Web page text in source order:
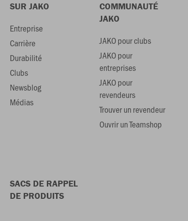
SUR JAKO
Entreprise
Carrière
Durabilité
Clubs
Newsblog
Médias
COMMUNAUTÉ
JAKO
JAKO pour clubs
JAKO pour
entreprises
JAKO pour
revendeurs
Trouver un revendeur
Ouvrir un Teamshop
SACS DE RAPPEL
DE PRODUITS